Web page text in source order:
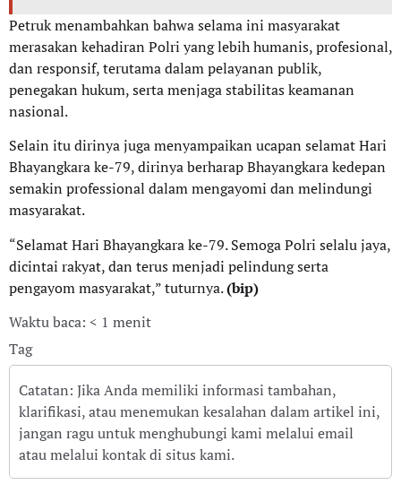
Petruk menambahkan bahwa selama ini masyarakat
merasakan kehadiran Polri yang lebih humanis, profesional,
dan responsif, terutama dalam pelayanan publik,
penegakan hukum, serta menjaga stabilitas keamanan
nasional.
Selain itu dirinya juga menyampaikan ucapan selamat Hari
Bhayangkara ke-79, dirinya berharap Bhayangkara kedepan
semakin professional dalam mengayomi dan melindungi
masyarakat.
“Selamat Hari Bhayangkara ke-79. Semoga Polri selalu jaya,
dicintai rakyat, dan terus menjadi pelindung serta
pengayom masyarakat,” tuturnya.(bip)
Waktu baca: < 1 menit
Tag
Catatan: Jika Anda memiliki informasi tambahan,
klarifikasi, atau menemukan kesalahan dalam artikel ini,
jangan ragu untuk menghubungi kami melalui email
atau melalui kontak di situs kami.